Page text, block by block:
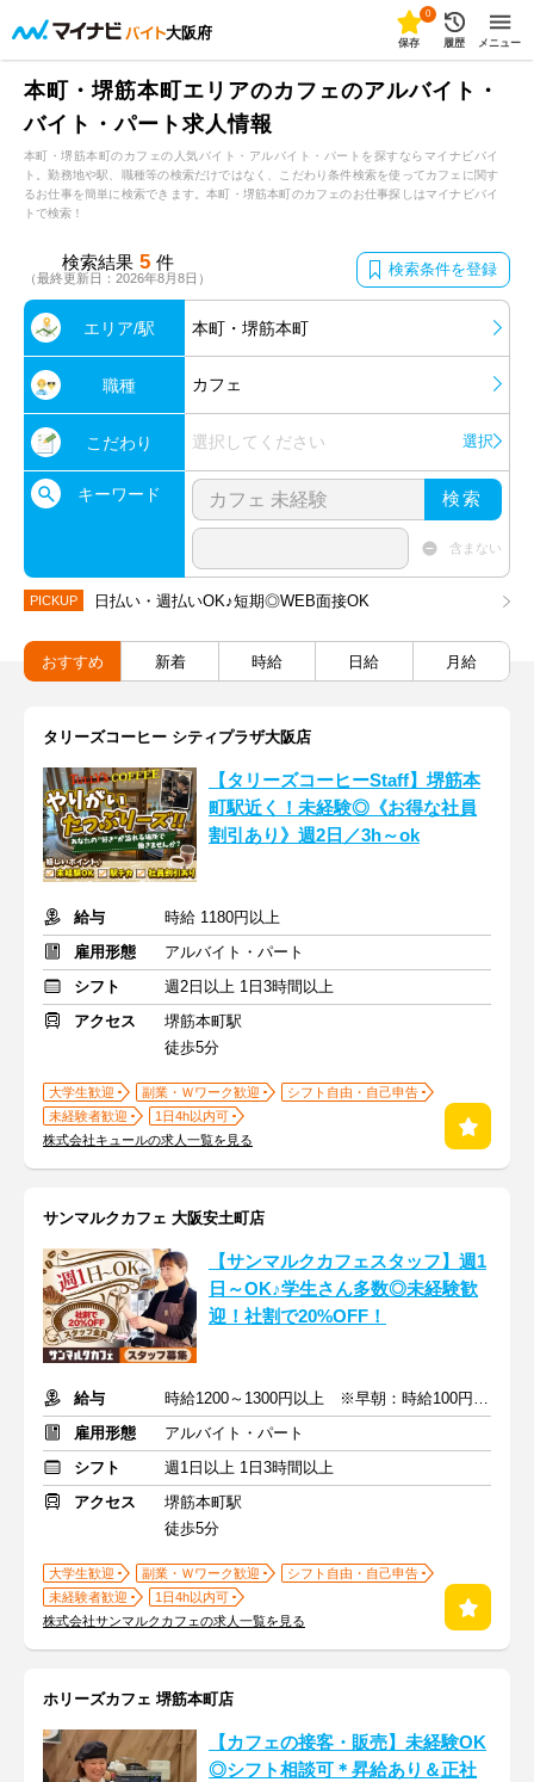
大阪府
0
保存 履歴 メニュー
本町・堺筋本町エリアのカフェのアルバイト・
バイト・パート求人情報
本町・堺筋本町のカフェの人気バイト・アルバイト・パートを探すならマイナビバイ
ト。勤務地や駅、職種等の検索だけではなく、こだわり条件検索を使ってカフェに関す
るお仕事を簡単に検索できます。本町・堺筋本町のカフェのお仕事探しはマイナビバイ
トで検索！
検索結果 5 件
（最終更新日：2026年8月8日） 検索条件を登録
エリア/駅 本町・堺筋本町
職種 カフェ
こだわり 選択してください 選択
キーワード 検索
含まない
PICKUP 日払い・週払いOK♪短期◎WEB面接OK
おすすめ 新着 時給 日給 月給
タリーズコーヒー シティプラザ大阪店
【タリーズコーヒーStaff】堺筋本
町駅近く！未経験◎《お得な社員
割引あり》週2日／3h～ok
給与
時給 1180円以上
雇用形態
アルバイト・パート
シフト
週2日以上 1日3時間以上
アクセス
堺筋本町駅
徒歩5分
大学生歓迎 副業・Ｗワーク歓迎
シフト自由・自己申告
未経験者歓迎
1日4h以内可
株式会社キュールの求人一覧を見る
サンマルクカフェ 大阪安土町店
【サンマルクカフェスタッフ】週1
日～OK♪学生さん多数◎未経験歓
迎！社割で20%OFF！
給与
時給1200～1300円以上 ※早朝：時給100円アップ ※交通費支給
雇用形態
アルバイト・パート
シフト
週1日以上 1日3時間以上
アクセス
堺筋本町駅
徒歩5分
大学生歓迎 副業・Ｗワーク歓迎
シフト自由・自己申告
未経験者歓迎
1日4h以内可
株式会社サンマルクカフェの求人一覧を見る
ホリーズカフェ 堺筋本町店
【カフェの接客・販売】未経験OK
◎シフト相談可＊昇給あり＆正社